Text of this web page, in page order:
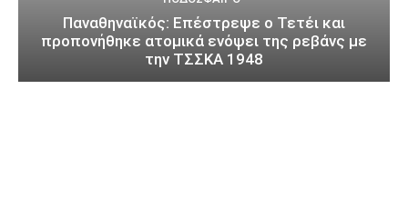
Παναθηναϊκός: Επέστρεψε ο Τετέι και
προπονήθηκε ατομικά ενόψει της ρεβάνς με
την ΤΣΣΚΑ 1948